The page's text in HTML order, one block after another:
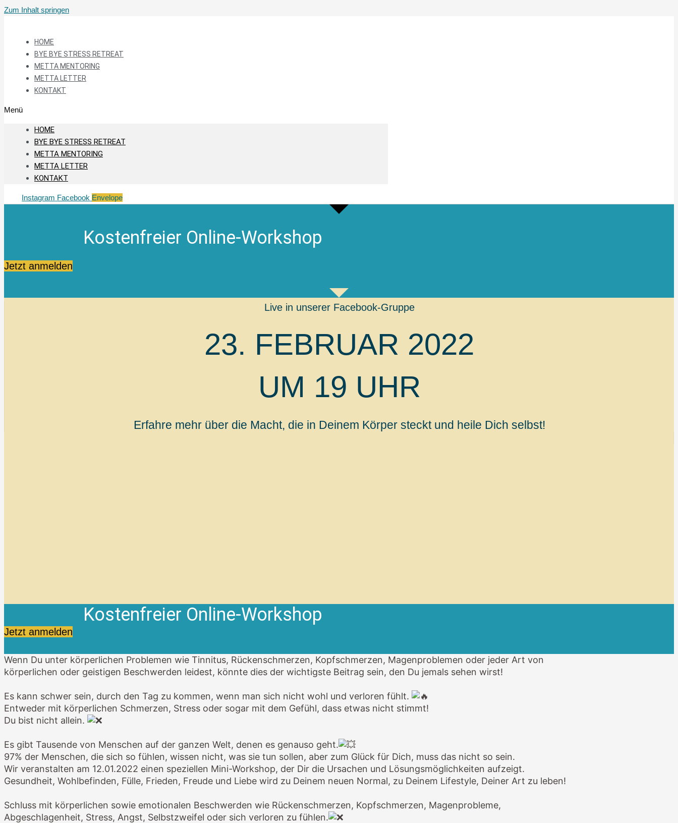
Zum Inhalt springen
HOME
BYE BYE STRESS RETREAT
METTA MENTORING
METTA LETTER
KONTAKT
Menü
HOME
BYE BYE STRESS RETREAT
METTA MENTORING
METTA LETTER
KONTAKT
Instagram Facebook Envelope
Kostenfreier Online-Workshop
Jetzt anmelden
Live in unserer Facebook-Gruppe
23. FEBRUAR 2022
UM 19 UHR
Erfahre mehr über die Macht, die in Deinem Körper steckt und heile Dich selbst!
Kostenfreier Online-Workshop
Jetzt anmelden
Wenn Du unter körperlichen Problemen wie Tinnitus, Rückenschmerzen, Kopfschmerzen, Magenproblemen oder jeder Art von
körperlichen oder geistigen Beschwerden leidest, könnte dies der wichtigste Beitrag sein, den Du jemals sehen wirst!
Es kann schwer sein, durch den Tag zu kommen, wenn man sich nicht wohl und verloren fühlt.
Entweder mit körperlichen Schmerzen, Stress oder sogar mit dem Gefühl, dass etwas nicht stimmt!
Du bist nicht allein.
Es gibt Tausende von Menschen auf der ganzen Welt, denen es genauso geht.
97% der Menschen, die sich so fühlen, wissen nicht, was sie tun sollen, aber zum Glück für Dich, muss das nicht so sein.
Wir veranstalten am 12.01.2022 einen speziellen Mini-Workshop, der Dir die Ursachen und Lösungsmöglichkeiten aufzeigt.
Gesundheit, Wohlbefinden, Fülle, Frieden, Freude und Liebe wird zu Deinem neuen Normal, zu Deinem Lifestyle, Deiner Art zu leben!
Schluss mit körperlichen sowie emotionalen Beschwerden wie Rückenschmerzen, Kopfschmerzen, Magenprobleme,
Abgeschlagenheit, Stress, Angst, Selbstzweifel oder sich verloren zu fühlen.